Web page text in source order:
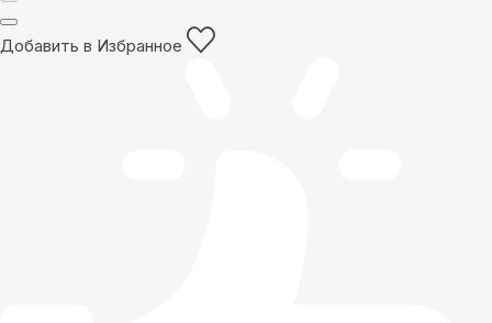
Добавить в Избранное